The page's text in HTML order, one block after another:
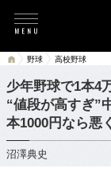
野球 高校野球
少年野球で1本4
“値段が高すぎ”
本1000円なら悪
沼澤典史